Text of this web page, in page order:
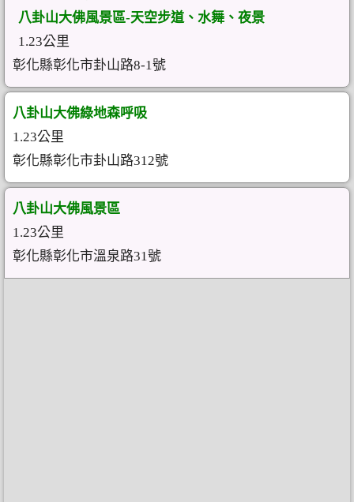
八卦山大佛風景區-天空步道、水舞、夜景
1.23公里
彰化縣彰化市卦山路8-1號
八卦山大佛綠地森呼吸
1.23公里
彰化縣彰化市卦山路312號
八卦山大佛風景區
1.23公里
彰化縣彰化市溫泉路31號